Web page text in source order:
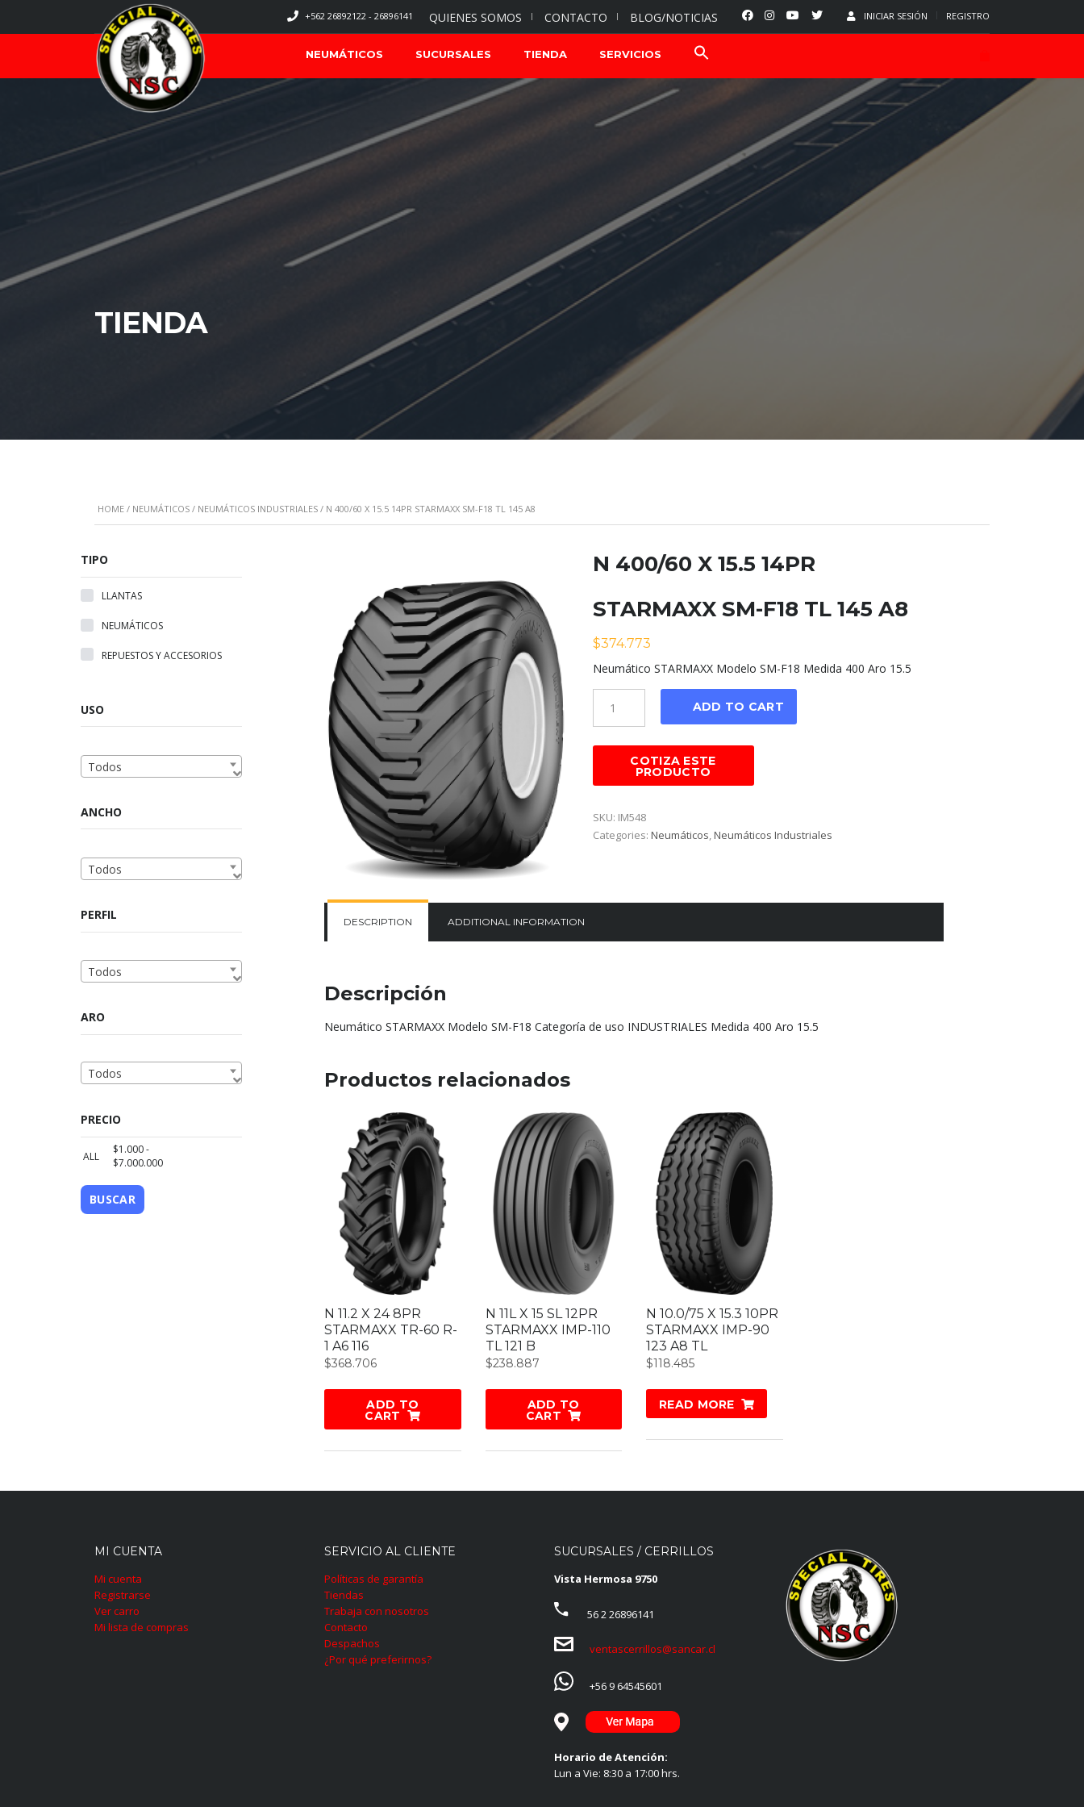
INICIAR SESIÓN REGISTRO
QUIENES SOMOS CONTACTO BLOG/NOTICIAS
+562 26892122 - 26896141
NEUMÁTICOS SUCURSALES TIENDA SERVICIOS
TIENDA
HOME / NEUMÁTICOS / NEUMÁTICOS INDUSTRIALES / N 400/60 X 15.5 14PR STARMAXX SM-F18 TL 145 A8
N 400/60 X 15.5 14PR
STARMAXX SM-F18 TL 145 A8
$374.773
Neumático STARMAXX Modelo SM-F18 Medida 400 Aro 15.5
ADD TO CART
SKU: IM548
Categories: Neumáticos,Neumáticos Industriales
DESCRIPTION ADDITIONAL INFORMATION
Descripción
Neumático STARMAXX Modelo SM-F18 Categoría de uso INDUSTRIALES Medida 400 Aro 15.5
Productos relacionados
N 11.2 X 24 8PR
STARMAXX TR-60 R-
1 A6 116
$368.706
ADD TO
CART
N 11L X 15 SL 12PR
STARMAXX IMP-110
TL 121 B
$238.887
ADD TO
CART
N 10.0/75 X 15.3 10PR
STARMAXX IMP-90
123 A8 TL
$118.485
READ MORE
TIPO
LLANTAS
NEUMÁTICOS
REPUESTOS Y ACCESORIOS
USO
Todos
ANCHO
Todos
PERFIL
Todos
ARO
Todos
PRECIO
ALL $1.000-
$7.000.000
BUSCAR
MI CUENTA
Mi cuenta
Registrarse
Ver carro
Mi lista de compras
SERVICIO AL CLIENTE
Políticas de garantía
Tiendas
Trabaja con nosotros
Contacto
Despachos
¿Por qué preferirnos?
SUCURSALES / CERRILLOS
Vista Hermosa 9750
56 2 26896141
ventascerrillos@sancar.cl
+56 9 64545601
Horario de Atención:
Lun a Vie: 8:30 a 17:00 hrs.